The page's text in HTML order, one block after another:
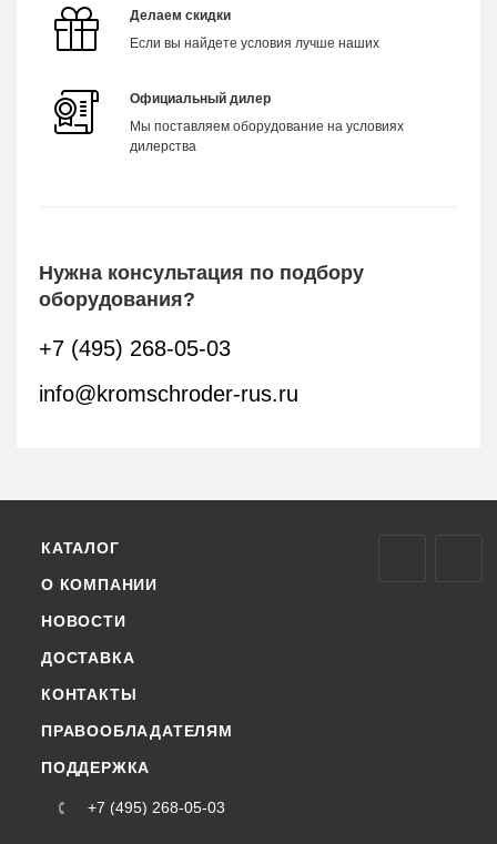
Делаем скидки
Если вы найдете условия лучше наших
Официальный дилер
Мы поставляем оборудование на условиях
дилерства
Нужна консультация по подбору
оборудования?
+7 (495) 268-05-03
info@kromschroder-rus.ru
КАТАЛОГ
О КОМПАНИИ
НОВОСТИ
ДОСТАВКА
КОНТАКТЫ
ПРАВООБЛАДАТЕЛЯМ
ПОДДЕРЖКА
+7 (495) 268-05-03